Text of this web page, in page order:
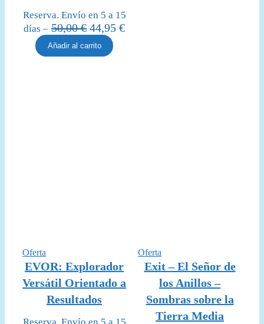
Reserva. Envío en 5 a 15
días – 50,00€ El
precio
original
44,95 €El
Añadir al carrito
Oferta
en
oferta
EVOR: Explorador
Versátil Orientado a
Resultados
Reserva. Envío en 5 a 15
Oferta
en
oferta
Exit – El Señor de
los Anillos –
Sombras sobre la
Tierra Media